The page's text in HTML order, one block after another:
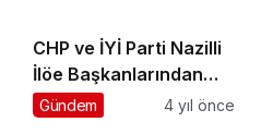
CHP ve İYİ Parti Nazilli
İlöe Başkanlarından
Başkan Çerçioğlu’na
Gündem 4 yıl önce